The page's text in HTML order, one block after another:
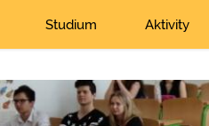
Studium Aktivity